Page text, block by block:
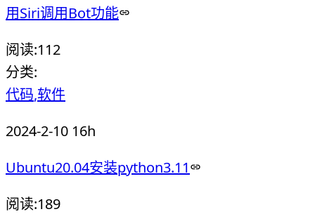
用Siri调用Bot功能
阅读:112
分类:
代码 软件
2024-2-10 16h
Ubuntu20.04安装python3.11
阅读:189